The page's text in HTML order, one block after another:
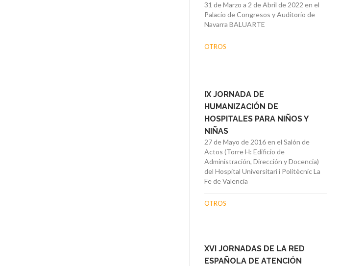
31 de Marzo a 2 de Abril de 2022 en el
Palacio de Congresos y Auditorio de
Navarra BALUARTE
OTROS
IX JORNADA DE
HUMANIZACIÓN DE
HOSPITALES PARA NIÑOS Y
NIÑAS
27 de Mayo de 2016 en el Salón de
Actos (Torre H: Edificio de
Administración, Dirección y Docencia)
del Hospital Universitari i Politècnic La
Fe de Valencia
OTROS
XVI JORNADAS DE LA RED
ESPAÑOLA DE ATENCIÓN